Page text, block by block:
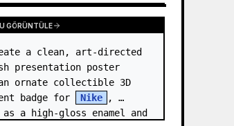
GÖRÜNTÜLE
a clean, art-directed
presentation poster
ornate collectible 3D
badge for
Nike
,
as a high-gloss enamel and